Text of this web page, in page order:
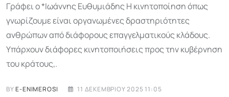
Γράφει ο *Ιωάννης Ευθυμιάδης Η κινητοποίηση όπως
γνωρίζουμε είναι οργανωμένες δραστηριότητες
ανθρώπων από διάφορους επαγγελματικούς κλάδους.
Υπάρχουν διάφορες κινητοποιήσεις προς την κυβέρνηση
του κράτους,.
BYE-ENIMEROSI 11 ΔΕΚΕΜΒΡΊΟΥ 2025 11:05